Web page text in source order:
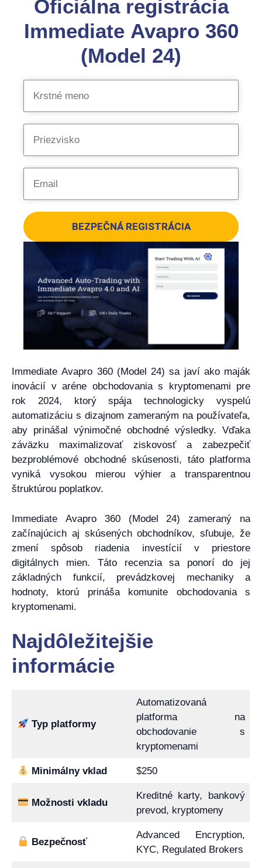
Oficiálna registrácia
Immediate Avapro 360
(Model 24)
BEZPEČNÁ REGISTRÁCIA
Immediate Avapro 360 (Model 24) sa javí ako maják
inovácií v aréne obchodovania s kryptomenami pre
rok 2024, ktorý spája technologicky vyspelú
automatizáciu s dizajnom zameraným na používateľa,
aby prinášal výnimočné obchodné výsledky. Vďaka
záväzku maximalizovať ziskovosť a zabezpečiť
bezproblémové obchodné skúsenosti, táto platforma
vyniká vysokou mierou výhier a transparentnou
štruktúrou poplatkov.
Immediate Avapro 360 (Model 24) zameraný na
začínajúcich aj skúsených obchodníkov, sľubuje, že
zmení spôsob riadenia investícií v priestore
digitálnych mien. Táto recenzia sa ponorí do jej
základných funkcií, prevádzkovej mechaniky a
hodnoty, ktorú prináša komunite obchodovania s
kryptomenami.
Najdôležitejšie
informácie
Typ platformy
Automatizovaná
platforma na
obchodovanie s
kryptomenami
Minimálny vklad $250
Možnosti vkladu
Kreditné karty, bankový
prevod, kryptomeny
Bezpečnosť
Advanced Encryption,
KYC, Regulated Brokers